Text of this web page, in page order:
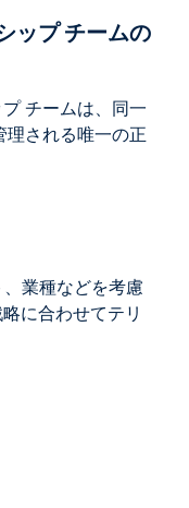
ップ チームの
チームは、同一
理される唯一の正
業種などを考慮
に合わせてテリ